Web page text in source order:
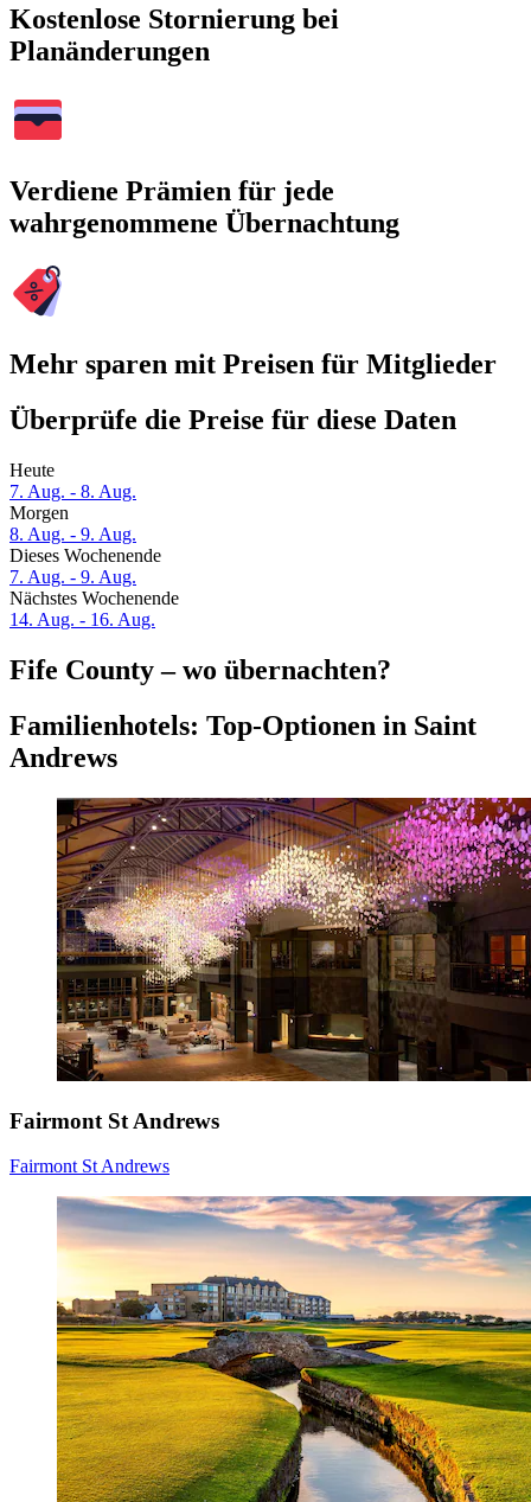
Kostenlose Stornierung bei
Planänderungen
Verdiene Prämien für jede
wahrgenommene Übernachtung
Mehr sparen mit Preisen für Mitglieder
Überprüfe die Preise für diese Daten
Heute
7. Aug. - 8. Aug.
Morgen
8. Aug. - 9. Aug.
Dieses Wochenende
7. Aug. - 9. Aug.
Nächstes Wochenende
14. Aug. - 16. Aug.
Fife County – wo übernachten?
Familienhotels: Top-Optionen in Saint
Andrews
Fairmont St Andrews
Fairmont St Andrews